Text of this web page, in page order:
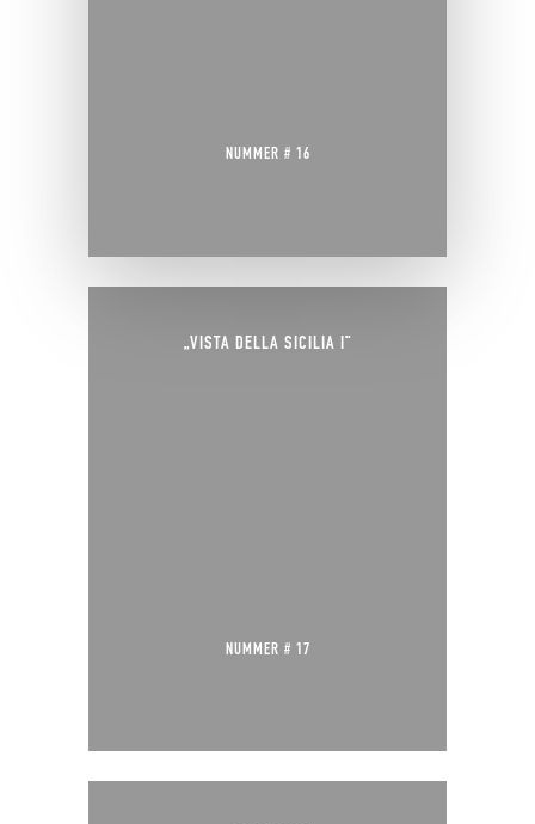
NUMMER # 16
„VISTA DELLA SICILIA I“
NUMMER # 17